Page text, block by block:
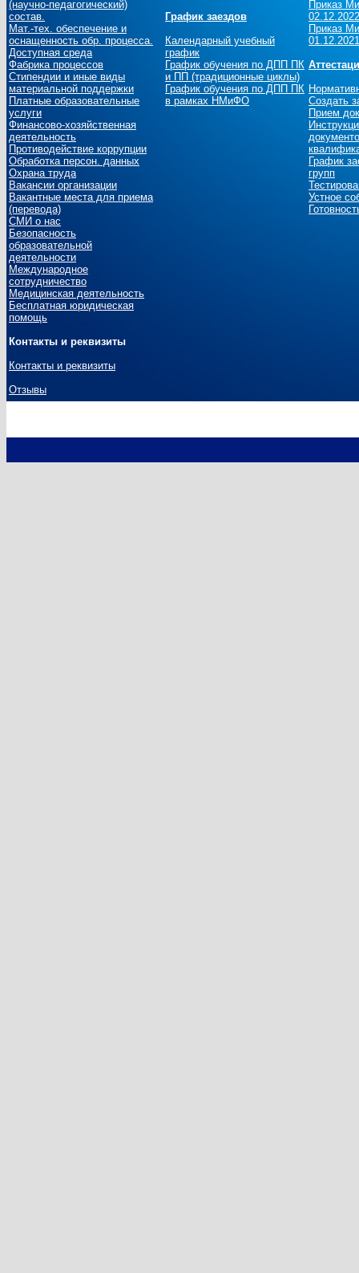
(научно-педагогический)
состав.
Мат.-тех. обеспечение и
оснащенность обр. процесса.
Доступная среда
Фабрика процессов
Стипендии и иные виды
материальной поддержки
Платные образовательные
услуги
Финансово-хозяйственная
деятельность
Противодействие коррупции
Обработка персон. данных
Охрана труда
Вакансии организации
Вакантные места для приема
(перевода)
СМИ о нас
Безопасность
образовательной
деятельности
Международное
сотрудничество
Медицинская деятельность
Бесплатная юридическая
помощь
Контакты и реквизиты
Контакты и реквизиты
Отзывы
График заездов
Календарный учебный
график
График обучения по ДПП ПК
и ПП (традиционные циклы)
График обучения по ДПП ПК
в рамках НМиФО
Приказ
Приказ
Создать
Прием
График
групп
Устное